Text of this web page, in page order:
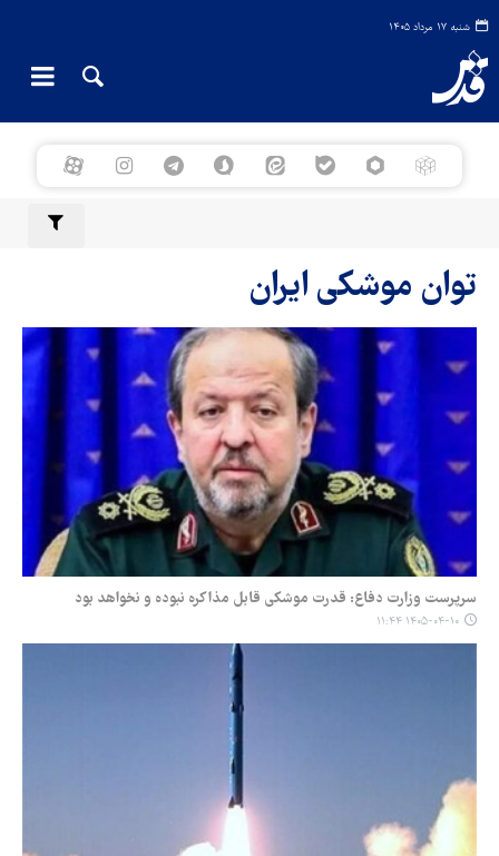
شنبه ۱۷ مرداد ۱۴۰۵
توان موشکی ایران
سرپرست وزارت دفاع: قدرت موشکی قابل مذاکره نبوده و نخواهد بود
۱۴۰۵-۰۴-۱۰ ۱۱:۴۴